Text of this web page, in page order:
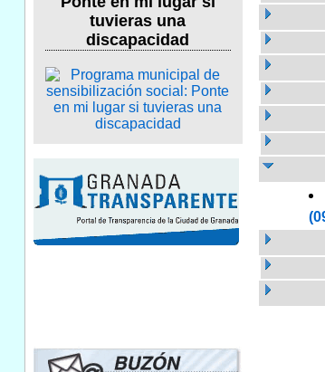
tuvieras una
discapacidad